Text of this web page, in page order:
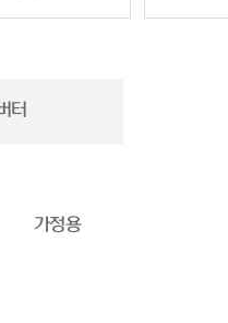
터
가정용